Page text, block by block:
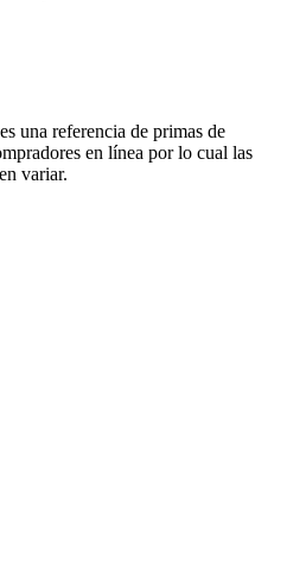
una referencia de primas de
en línea por lo cual las
variar.